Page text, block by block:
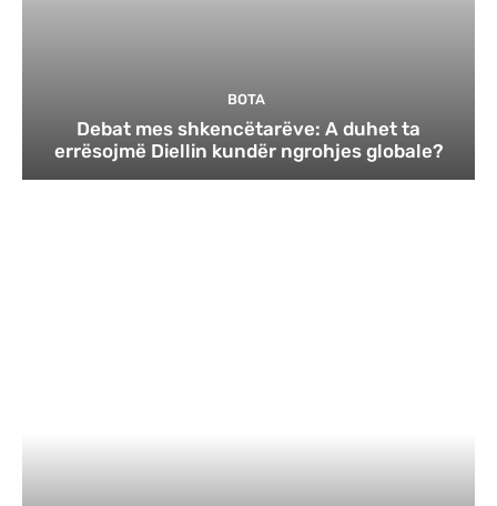
BOTA
Debat mes shkencëtarëve: A duhet ta
errësojmë Diellin kundër ngrohjes globale?